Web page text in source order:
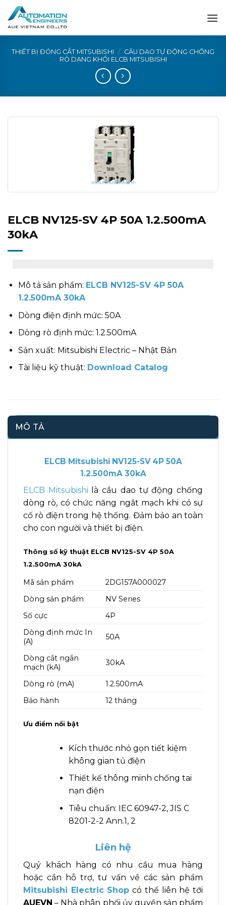
Skip
to
content
THIẾT BỊ ĐÓNG CẮT MITSUBISHI / CẦU DAO TỰ ĐỘNG CHỐNG
RÒ DẠNG KHỐI ELCB MITSUBISHI
ELCB NV125-SV 4P 50A 1.2.500mA
30kA
Mô tả sản phẩm: ELCB NV125-SV 4P 50A
1.2.500mA 30kA
Dòng điện định mức: 50A
Dòng rò định mức: 1.2.500mA
Sản xuất: Mitsubishi Electric – Nhật Bản
Tài liệu kỹ thuật: Download Catalog
MÔ TẢ
ELCB Mitsubishi NV125-SV 4P 50A
1.2.500mA 30kA
ELCB Mitsubishi là cầu dao tự động chống
dòng rò, có chức năng ngắt mạch khi có sự
cố rò điện trong hệ thống. Đảm bảo an toàn
cho con người và thiết bị điện.
Thông số kỹ thuật ELCB NV125-SV 4P 50A
1.2.500mA 30kA
Mã sản phẩm
2DG157A000027
Dòng sản phẩm
NV Series
Số cực
4P
Dòng định mức In
(A)
50A
Dòng cắt ngắn
mạch (kA)
30kA
Dòng rò (mA)
1.2.500mA
Bảo hành
12 tháng
Ưu điểm nổi bật
Kích thước nhỏ gọn tiết kiệm
không gian tủ điện
Thiết kế thông minh chống tai
nạn điện
Tiêu chuẩn: IEC 60947-2, JIS C
8201-2-2 Ann.1, 2
Liên hệ
Quý khách hàng có nhu cầu mua hàng
hoặc cần hỗ trợ, tư vấn về các sản phẩm
Mitsubishi Electric Shop có thể liên hệ tới
AUEVN – Nhà phân phối ủy quyền sản phẩm